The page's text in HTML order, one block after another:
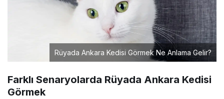
Rüyada Ankara Kedisi Görmek Ne Anlama Gelir?
Farklı Senaryolarda Rüyada Ankara Kedisi
Görmek